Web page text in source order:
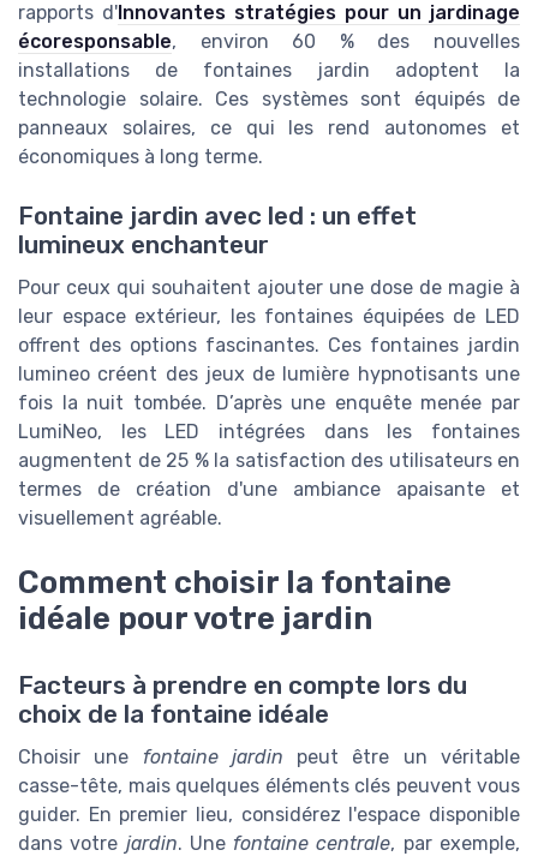
rapports d' Innovantes stratégies pour un jardinage
écoresponsable, environ 60 % des nouvelles
installations de fontaines jardin adoptent la
technologie solaire. Ces systèmes sont équipés de
panneaux solaires, ce qui les rend autonomes et
économiques à long terme.
Fontaine jardin avec led : un effet
lumineux enchanteur
Pour ceux qui souhaitent ajouter une dose de magie à
leur espace extérieur, les fontaines équipées de LED
offrent des options fascinantes. Ces fontaines jardin
lumineo créent des jeux de lumière hypnotisants une
fois la nuit tombée. D’après une enquête menée par
LumiNeo, les LED intégrées dans les fontaines
augmentent de 25 % la satisfaction des utilisateurs en
termes de création d'une ambiance apaisante et
visuellement agréable.
Comment choisir la fontaine
idéale pour votre jardin
Facteurs à prendre en compte lors du
choix de la fontaine idéale
Choisir une fontaine jardin peut être un véritable
casse-tête, mais quelques éléments clés peuvent vous
guider. En premier lieu, considérez l'espace disponible
dans votre jardin. Une fontaine centrale, par exemple,